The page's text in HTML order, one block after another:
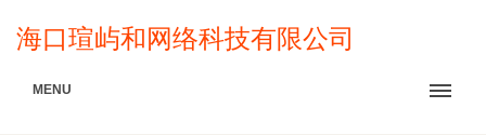
海口瑄屿和网络科技有限公司
MENU